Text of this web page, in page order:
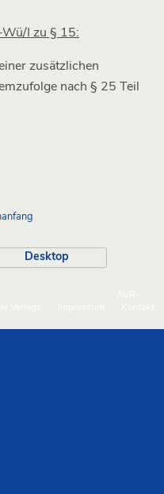
I zu § 15:
zusätzlichen
nach § 25 Teil
Desktop
AVR-
Verlags
Impressum Kontakt